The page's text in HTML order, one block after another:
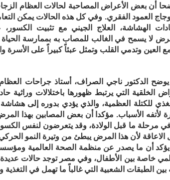
أن بعض الأعراض المصاحبة لحالات العظام
العمود الفقري. وفي كل هذه الحالات يمكن
الهشاشة، العلاج الجيني مع تثبيت
لا يسمح في الغالب للمصاب به بممارسة الحياة
العين وتدمي القلب وتمثل عبئاً كبيراً على الأسرة
الدكتور ناجي الصراف، أستاذ جراحات
الخلقية التي يرتبط ظهورها باختلالات وراثية
للكتلة العظمية، والذي يؤدي بدوره إلى
لأتفه الأسباب. مؤكدا أن بعض المصابين بهذا
مرحلة ما قبل الولادة، وقد يتعرضون لنفس الكسور
الاعاقة لأن هذا المرض يبطئ من وتيرة النمو
أن ما يصدر عن منظمة الصحة العالمية ومؤسسات
خاصة بين الأطفال، وفي مصر توجد حالات
الطبقات الشعبية التي غالباً ما تهمل في التغذية